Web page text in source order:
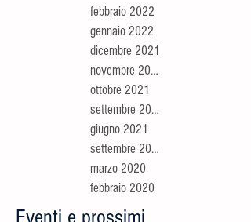
febbraio 2022
gennaio 2022
dicembre 2021
novembre 2021
ottobre 2021
settembre 2021
giugno 2021
settembre 2020
marzo 2020
febbraio 2020